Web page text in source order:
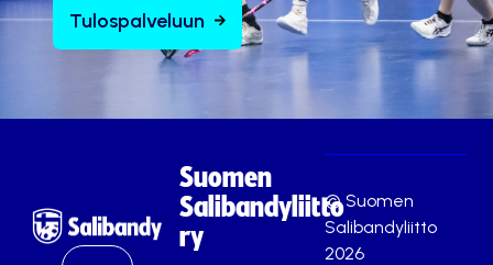
Tulospalveluun
Suomen
Salibandyliitto
ry
© Suomen
Salibandyliitto
2026